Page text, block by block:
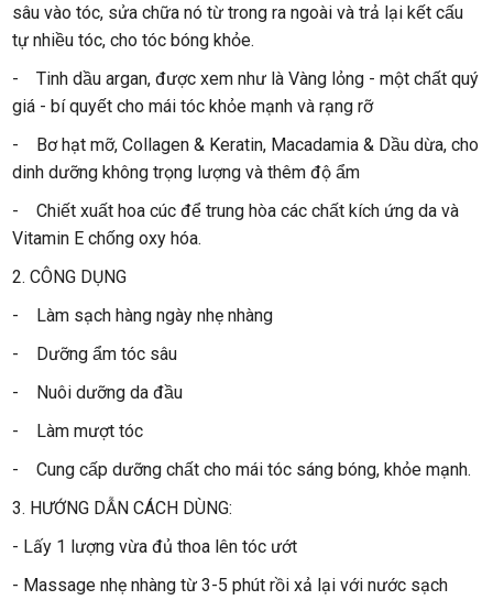
sâu vào tóc, sửa chữa nó từ trong ra ngoài và trả lại kết cấu
tự nhiều tóc, cho tóc bóng khỏe.
- Tinh dầu argan, được xem như là Vàng lỏng - một chất quý
giá - bí quyết cho mái tóc khỏe mạnh và rạng rỡ
- Bơ hạt mỡ, Collagen & Keratin, Macadamia & Dầu dừa, cho
dinh dưỡng không trọng lượng và thêm độ ẩm
- Chiết xuất hoa cúc để trung hòa các chất kích ứng da và
Vitamin E chống oxy hóa.
2. CÔNG DỤNG
- Làm sạch hàng ngày nhẹ nhàng
- Dưỡng ẩm tóc sâu
- Nuôi dưỡng da đầu
- Làm mượt tóc
- Cung cấp dưỡng chất cho mái tóc sáng bóng, khỏe mạnh.
3. HƯỚNG DẪN CÁCH DÙNG:
- Lấy 1 lượng vừa đủ thoa lên tóc ướt
- Massage nhẹ nhàng từ 3-5 phút rồi xả lại với nước sạch